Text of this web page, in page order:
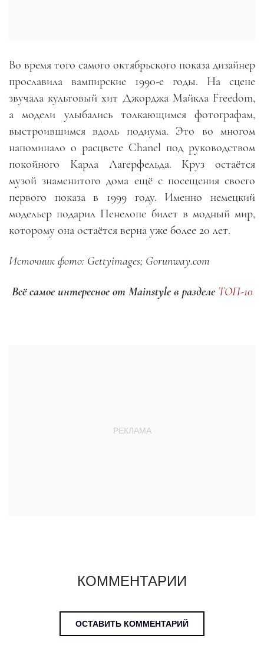
Во время того самого октябрьского показа дизайнер
прославила вампирские 1990-е годы. На сцене
звучала культовый хит Джорджа Майкла Freedom,
а модели улыбались толкающимся фотографам,
выстроившимся вдоль подиума. Это во многом
напоминало о расцвете Chanel под руководством
покойного Карла Лагерфельда. Круз остаётся
музой знаменитого дома ещё с посещения своего
первого показа в 1999 году. Именно немецкий
модельер подарил Пенелопе билет в модный мир,
которому она остаётся верна уже более 20 лет.
Источник фото: Gettyimages; Gorunway.com
Всё самое интересное от Mainstyle в разделе ТОП-10
КОММЕНТАРИИ
ОСТАВИТЬ КОММЕНТАРИЙ